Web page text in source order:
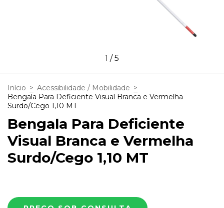
1 /5
Início > Acessibilidade / Mobilidade >
Bengala Para Deficiente Visual Branca e Vermelha
Surdo/Cego 1,10 MT
Bengala Para Deficiente
Visual Branca e Vermelha
Surdo/Cego 1,10 MT